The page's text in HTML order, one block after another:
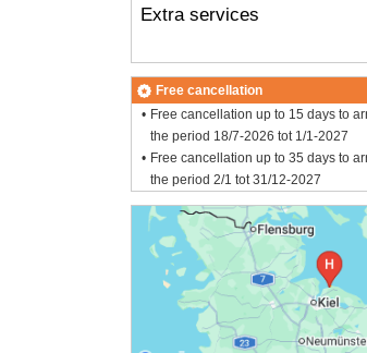
Extra services
Free cancellation
Free cancellation up to 15 days to
the period 18/7-2026 tot 1/1-2027
Free cancellation up to 35 days to
the period 2/1 tot 31/12-2027